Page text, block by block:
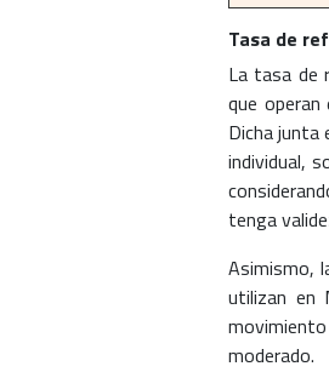
Tasa de
La tasa de
que
Dicha junta
individual,
tenga
Asimismo,
utilizan en
moderado.